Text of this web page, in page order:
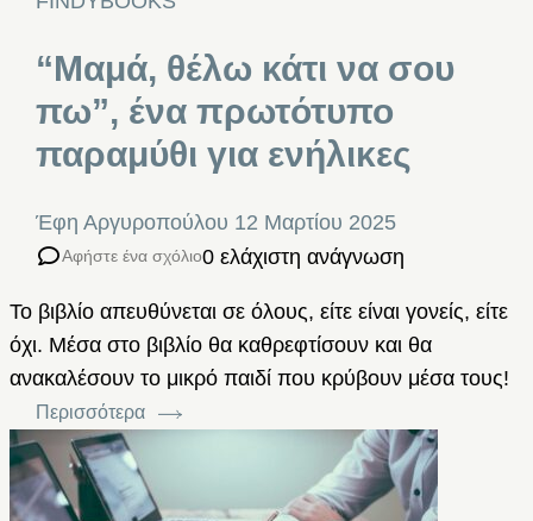
“Μαμά, θέλω κάτι να σου
πω”, ένα πρωτότυπο
παραμύθι για ενήλικες
Έφη Αργυροπούλου 12 Μαρτίου 2025
Αφήστε ένα σχόλιο0 ελάχιστη ανάγνωση
Το βιβλίο απευθύνεται σε όλους, είτε είναι γονείς, είτε
όχι. Μέσα στο βιβλίο θα καθρεφτίσουν και θα
ανακαλέσουν το μικρό παιδί που κρύβουν μέσα τους!
Περισσότερα